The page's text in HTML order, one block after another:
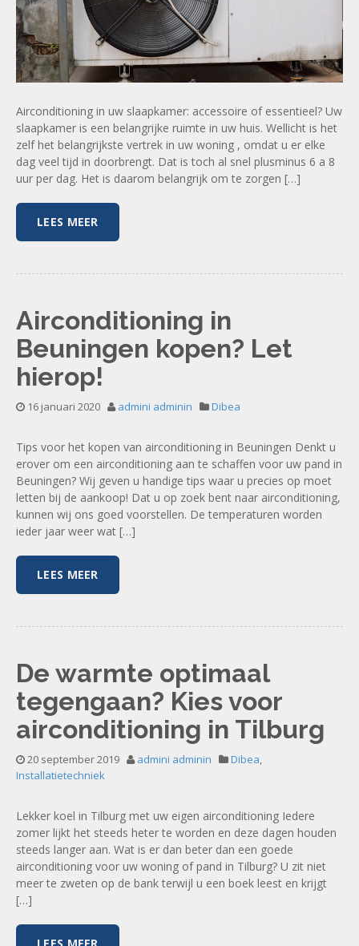
Airconditioning in uw slaapkamer: accessoire of essentieel? Uw
slaapkamer is een belangrijke ruimte in uw huis. Wellicht is het
zelf het belangrijkste vertrek in uw woning , omdat u er elke
dag veel tijd in doorbrengt. Dat is toch al snel plusminus 6 a 8
uur per dag. Het is daarom belangrijk om te zorgen […]
LEES MEER
Airconditioning in
Beuningen kopen? Let
hierop!
16 januari 2020 admini adminin Dibea
Tips voor het kopen van airconditioning in Beuningen Denkt u
erover om een airconditioning aan te schaffen voor uw pand in
Beuningen? Wij geven u handige tips waar u precies op moet
letten bij de aankoop! Dat u op zoek bent naar airconditioning,
kunnen wij ons goed voorstellen. De temperaturen worden
ieder jaar weer wat […]
LEES MEER
De warmte optimaal
tegengaan? Kies voor
airconditioning in Tilburg
20 september 2019 admini adminin Dibea,
Installatietechniek
Lekker koel in Tilburg met uw eigen airconditioning Iedere
zomer lijkt het steeds heter te worden en deze dagen houden
steeds langer aan. Wat is er dan beter dan een goede
airconditioning voor uw woning of pand in Tilburg? U zit niet
meer te zweten op de bank terwijl u een boek leest en krijgt
[…]